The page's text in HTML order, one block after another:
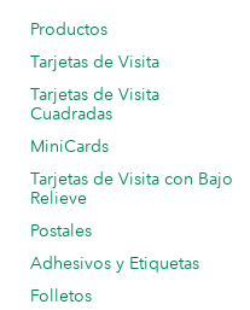
Productos
Tarjetas de Visita
Tarjetas de Visita
Cuadradas
MiniCards
Tarjetas de Visita con Bajo
Relieve
Postales
Adhesivos y Etiquetas
Folletos